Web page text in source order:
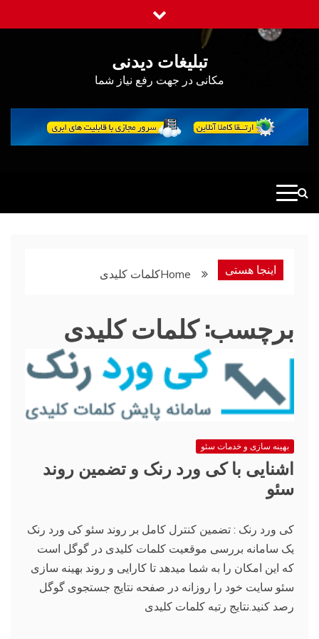
to
تبلیغات دیدنی
مکانی در جهت رفع نیاز شما
اینجا هستی Homeکلمات کلیدی
برچسب:کلمات کلیدی
بهینه سازی و خدمات سئو
اشنایی با کی ورد رنک و تضمین روند
سئو
کی ورد رنک : تضمین کنترل کامل بر روند سئو کی ورد رنک
یک سامانه بررسی موقعیت کلمات کلیدی در گوگل است
که این امکان را به شما میدهد تا کارایی و روند بهینه سازی
سئو سایت خود را روزانه در صفحه نتایج جستجوی گوگل
رصد کنید.نتایج رتبه کلمات کلیدی